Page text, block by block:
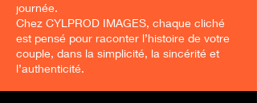
journée.
Chez CYLPROD IMAGES, chaque cliché
est pensé pour raconter l’histoire de votre
couple, dans la simplicité, la sincérité et
l’authenticité.